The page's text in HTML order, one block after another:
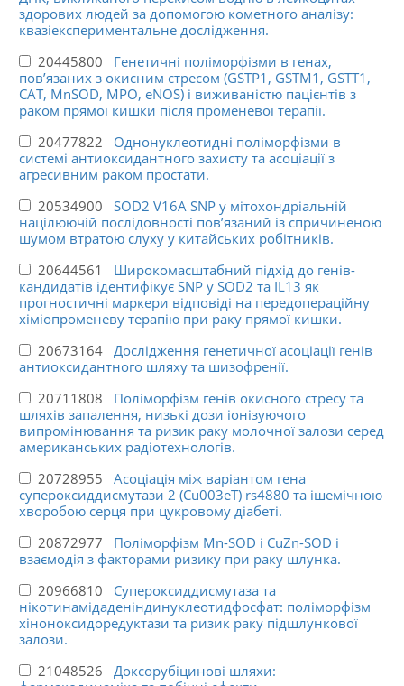
здорових людей за допомогою кометного аналізу:
квазіекспериментальне дослідження.
20445800 Генетичні поліморфізми в генах,
пов’язаних з окисним стресом (GSTP1, GSTM1, GSTT1,
CAT, MnSOD, MPO, eNOS) і виживаністю пацієнтів з
раком прямої кишки після променевої терапії.
20477822 Однонуклеотидні поліморфізми в
системі антиоксидантного захисту та асоціації з
агресивним раком простати.
20534900 SOD2 V16A SNP у мітохондріальній
націлюючій послідовності пов’язаний із спричиненою
шумом втратою слуху у китайських робітників.
20644561 Широкомасштабний підхід до генів-
кандидатів ідентифікує SNP у SOD2 та IL13 як
прогностичні маркери відповіді на передопераційну
хіміопроменеву терапію при раку прямої кишки.
20673164 Дослідження генетичної асоціації генів
антиоксидантного шляху та шизофренії.
20711808 Поліморфізм генів окисного стресу та
шляхів запалення, низькі дози іонізуючого
випромінювання та ризик раку молочної залози серед
американських радіотехнологів.
20728955 Асоціація між варіантом гена
супероксиддисмутази 2 (Cu003eT) rs4880 та ішемічною
хворобою серця при цукровому діабеті.
20872977 Поліморфізм Mn-SOD і CuZn-SOD і
взаємодія з факторами ризику при раку шлунка.
20966810 Супероксиддисмутаза та
нікотинамідаденіндинуклеотидфосфат: поліморфізм
хіноноксидоредуктази та ризик раку підшлункової
залози.
21048526 Доксорубіцинові шляхи: